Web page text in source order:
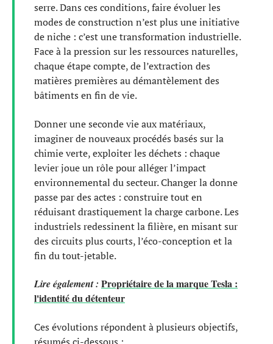
serre. Dans ces conditions, faire évoluer les
modes de construction n’est plus une initiative
de niche : c’est une transformation industrielle.
Face à la pression sur les ressources naturelles,
chaque étape compte, de l’extraction des
matières premières au démantèlement des
bâtiments en fin de vie.
Donner une seconde vie aux matériaux,
imaginer de nouveaux procédés basés sur la
chimie verte, exploiter les déchets : chaque
levier joue un rôle pour alléger l’impact
environnemental du secteur. Changer la donne
passe par des actes : construire tout en
réduisant drastiquement la charge carbone. Les
industriels redessinent la filière, en misant sur
des circuits plus courts, l’éco-conception et la
fin du tout-jetable.
Lire également : Propriétaire de la marque Tesla :
l'identité du détenteur
Ces évolutions répondent à plusieurs objectifs,
résumés ci-dessous :